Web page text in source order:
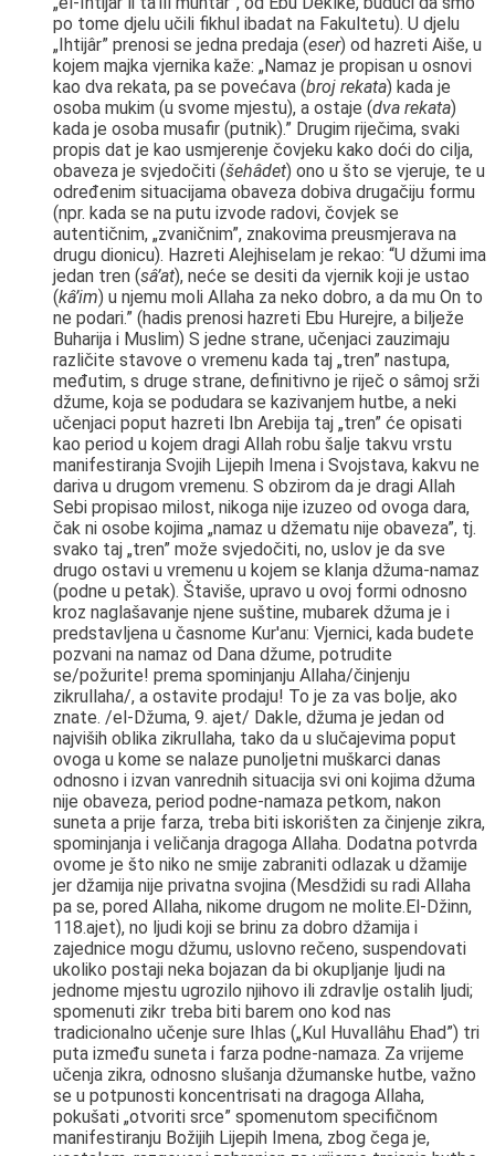
po tome djelu učili fikhul ibadat na Fakultetu). U djelu
„Ihtijâr” prenosi se jedna predaja (eser) od hazreti Aiše, u
kojem majka vjernika kaže: „Namaz je propisan u osnovi
kao dva rekata, pa se povećava (broj rekata) kada je
osoba mukim (u svome mjestu), a ostaje (dva rekata)
kada je osoba musafir (putnik).” Drugim riječima, svaki
propis dat je kao usmjerenje čovjeku kako doći do cilja,
obaveza je svjedočiti (šehâdet) ono u što se vjeruje, te u
određenim situacijama obaveza dobiva drugačiju formu
(npr. kada se na putu izvode radovi, čovjek se
autentičnim, „zvaničnim”, znakovima preusmjerava na
drugu dionicu). Hazreti Alejhiselam je rekao: “U džumi ima
jedan tren (sâ’at), neće se desiti da vjernik koji je ustao
(kâ’im) u njemu moli Allaha za neko dobro, a da mu On to
ne podari.” (hadis prenosi hazreti Ebu Hurejre, a bilježe
Buharija i Muslim) S jedne strane, učenjaci zauzimaju
različite stavove o vremenu kada taj „tren” nastupa,
međutim, s druge strane, definitivno je riječ o sâmoj srži
džume, koja se podudara se kazivanjem hutbe, a neki
učenjaci poput hazreti Ibn Arebija taj „tren” će opisati
kao period u kojem dragi Allah robu šalje takvu vrstu
manifestiranja Svojih Lijepih Imena i Svojstava, kakvu ne
dariva u drugom vremenu. S obzirom da je dragi Allah
Sebi propisao milost, nikoga nije izuzeo od ovoga dara,
čak ni osobe kojima „namaz u džematu nije obaveza”, tj.
svako taj „tren” može svjedočiti, no, uslov je da sve
drugo ostavi u vremenu u kojem se klanja džuma-namaz
(podne u petak). Štaviše, upravo u ovoj formi odnosno
kroz naglašavanje njene suštine, mubarek džuma je i
predstavljena u časnome Kur'anu: Vjernici, kada budete
pozvani na namaz od Dana džume, potrudite
se/požurite! prema spominjanju Allaha/činjenju
zikrullaha/, a ostavite prodaju! To je za vas bolje, ako
znate. /el-Džuma, 9. ajet/ Dakle, džuma je jedan od
najviših oblika zikrullaha, tako da u slučajevima poput
ovoga u kome se nalaze punoljetni muškarci danas
odnosno i izvan vanrednih situacija svi oni kojima džuma
nije obaveza, period podne-namaza petkom, nakon
suneta a prije farza, treba biti iskorišten za činjenje zikra,
spominjanja i veličanja dragoga Allaha. Dodatna potvrda
ovome je što niko ne smije zabraniti odlazak u džamije
jer džamija nije privatna svojina (Mesdžidi su radi Allaha
pa se, pored Allaha, nikome drugom ne molite.El-Džinn,
118.ajet), no ljudi koji se brinu za dobro džamija i
zajednice mogu džumu, uslovno rečeno, suspendovati
ukoliko postaji neka bojazan da bi okupljanje ljudi na
jednome mjestu ugrozilo njihovo ili zdravlje ostalih ljudi;
spomenuti zikr treba biti barem ono kod nas
tradicionalno učenje sure Ihlas („Kul Huvallâhu Ehad”) tri
puta između suneta i farza podne-namaza. Za vrijeme
učenja zikra, odnosno slušanja džumanske hutbe, važno
se u potpunosti koncentrisati na dragoga Allaha,
pokušati „otvoriti srce” spomenutom specifičnom
manifestiranju Božijih Lijepih Imena, zbog čega je,